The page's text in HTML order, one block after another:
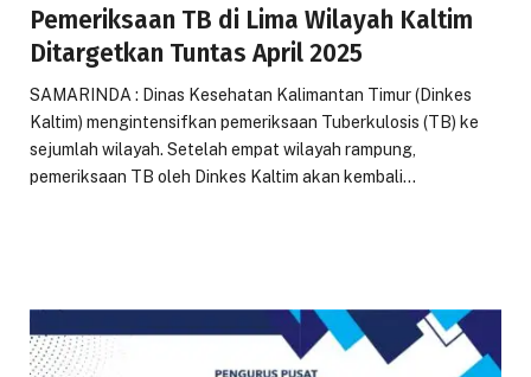
Pemeriksaan TB di Lima Wilayah Kaltim
Ditargetkan Tuntas April 2025
SAMARINDA : Dinas Kesehatan Kalimantan Timur (Dinkes
Kaltim) mengintensifkan pemeriksaan Tuberkulosis (TB) ke
sejumlah wilayah. Setelah empat wilayah rampung,
pemeriksaan TB oleh Dinkes Kaltim akan kembali…